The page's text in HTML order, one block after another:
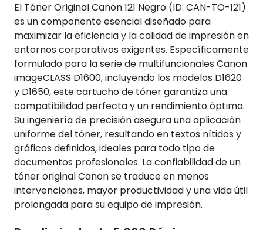
El Tóner Original Canon 121 Negro (ID: CAN-TO-121)
es un componente esencial diseñado para
maximizar la eficiencia y la calidad de impresión en
entornos corporativos exigentes. Específicamente
formulado para la serie de multifuncionales Canon
imageCLASS D1600, incluyendo los modelos D1620
y D1650, este cartucho de tóner garantiza una
compatibilidad perfecta y un rendimiento óptimo.
Su ingeniería de precisión asegura una aplicación
uniforme del tóner, resultando en textos nítidos y
gráficos definidos, ideales para todo tipo de
documentos profesionales. La confiabilidad de un
tóner original Canon se traduce en menos
intervenciones, mayor productividad y una vida útil
prolongada para su equipo de impresión.